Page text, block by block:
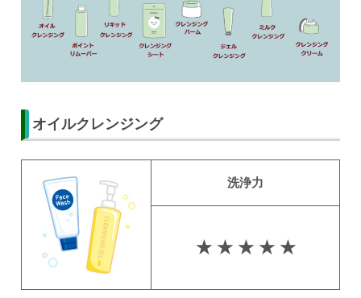
オイルクレンジング
洗浄力
★ ★ ★ ★ ★